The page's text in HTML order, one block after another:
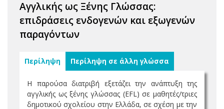
Αγγλικής ως Ξένης Γλώσσας:
επιδράσεις ενδογενών και εξωγενών
παραγόντων
Περίληψη Περίληψη σε άλλη γλώσσα
H παρούσα διατριβή εξετάζει την ανάπτυξη της
αγγλικής ως ξένης γλώσσας (EFL) σε μαθητές/τριες
δημοτικού σχολείου στην Ελλάδα, σε σχέση με την